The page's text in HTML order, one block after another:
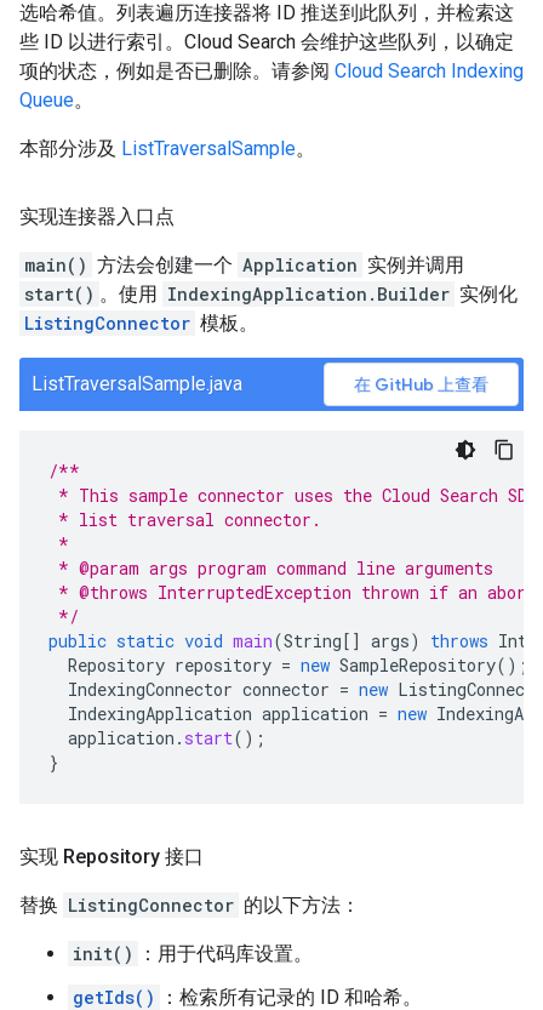
选哈希值。列表遍历连接器将 ID 推送到此队列，并检索这
些 ID 以进行索引。Cloud Search 会维护这些队列，以确定
项的状态，例如是否已删除。请参阅 Cloud Search Indexing
Queue。
本部分涉及 ListTraversalSample。
实现连接器入口点
main() 方法会创建一个 Application 实例并调用
start() 。使用 IndexingApplication.Builder 实例化
ListingConnector 模板。
ListTraversalSample.java 在 GitHub 上查看
/**
* This sample connector uses the Cloud Search
* list traversal connector.
*
* @param args program command line arguments
* @throws InterruptedException thrown if an
*/
public static void main(String[] args) throws
Repository repository = new SampleRepository();
IndexingConnector connector = new
IndexingApplication application = new
application . start();
}
实现 Repository 接口
替换 ListingConnector 的以下方法：
init()
：用于代码库设置。
getIds()
：检索所有记录的 ID 和哈希。